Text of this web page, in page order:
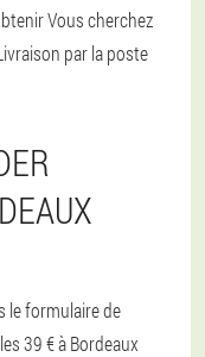
Vous cherchez
par la poste
le formulaire de
39 € à Bordeaux